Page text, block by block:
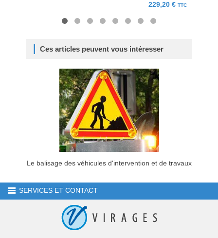
229,20 € TTC
Ces articles peuvent vous intéresser
Le balisage des véhicules d'intervention et de travaux
SERVICES ET CONTACT